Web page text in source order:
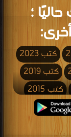
؛
كتب 2023
كتب 2019
كتب 2015
كتب 2011